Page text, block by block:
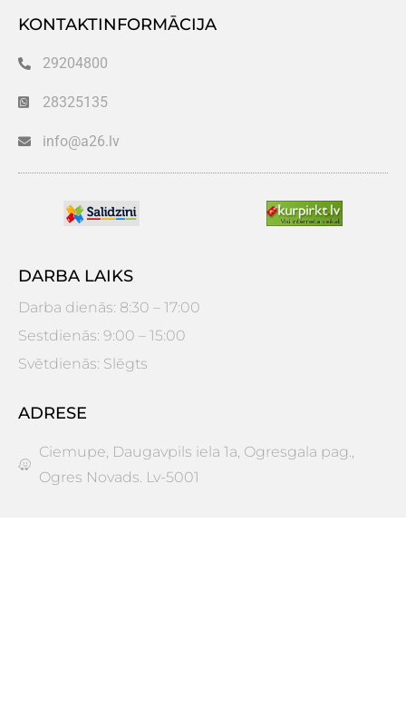
KONTAKTINFORMĀCIJA
29204800
28325135
info@a26.lv
DARBA LAIKS
Darba dienās: 8:30 – 17:00
Sestdienās: 9:00 – 15:00
Svētdienās: Slēgts
ADRESE
Ciemupe, Daugavpils iela 1a, Ogresgala pag.,
Ogres Novads. Lv-5001